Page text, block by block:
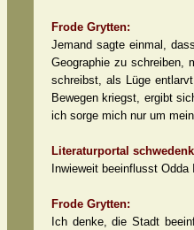
Frode Grytten:
Jemand sagte einmal,
Geographie zu schreiben,
schreibst, als Lüge
Bewegen kriegst, ergibt
ich sorge mich nur um
Literaturportal
Inwieweit beeinflusst
Frode Grytten:
Ich denke, die Stadt